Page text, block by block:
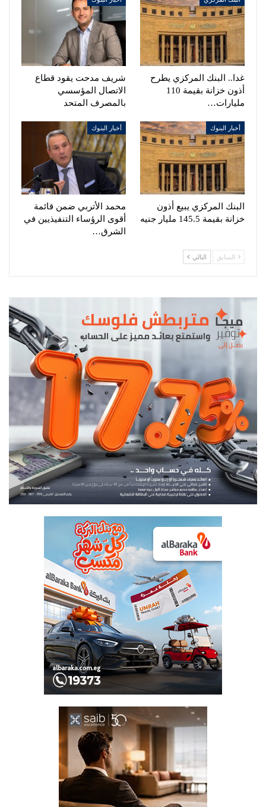
غدا.. البنك المركزي يطرح
أذون خزانة بقيمة 110
مليارات…
شريف مدحت يقود قطاع
الاتصال المؤسسي
بالمصرف المتحد
أخبار البنوك
البنك المركزي يبيع أذون
خزانة بقيمة 145.5 مليار جنيه
أخبار البنوك
محمد الأتربي ضمن قائمة
أقوى الرؤساء التنفيذيين في
الشرق…
السابق التالي